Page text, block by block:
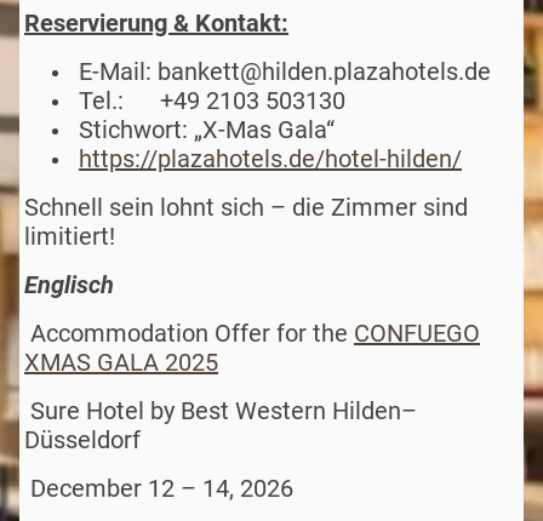
Reservierung & Kontakt:
E-Mail: bankett@hilden.plazahotels.de
Tel.: +49 2103 503130
Stichwort: „X-Mas Gala“
https://plazahotels.de/hotel-hilden/
Schnell sein lohnt sich – die Zimmer sind
limitiert!
Englisch
Accommodation Offer for the CONFUEGO
XMAS GALA 2025
Sure Hotel by Best Western Hilden–
Düsseldorf
December 12 – 14, 2026